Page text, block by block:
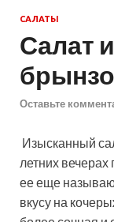
САЛАТЫ
Салат
Оставьте
Изысканный
летних вечерах
ее еще
вкусу на